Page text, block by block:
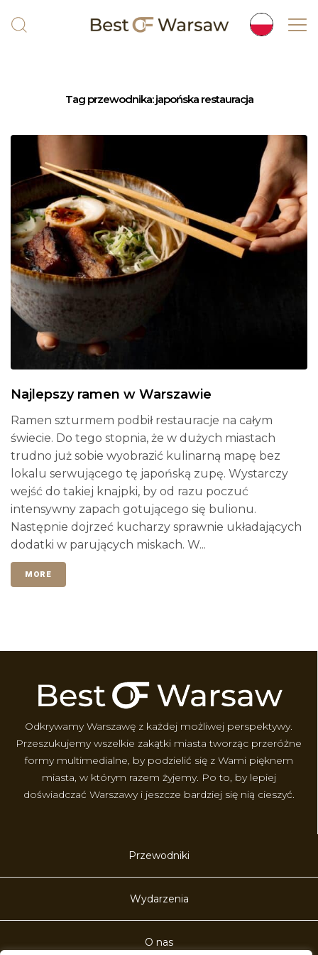
Tag przewodnika:japońska restauracja
Najlepszy ramen w Warszawie
Ramen szturmem podbił restauracje na całym
świecie. Do tego stopnia, że w dużych miastach
trudno już sobie wyobrazić kulinarną mapę bez
lokalu serwującego tę japońską zupę. Wystarczy
wejść do takiej knajpki, by od razu poczuć
intensywny zapach gotującego się bulionu.
Następnie dojrzeć kucharzy sprawnie układających
dodatki w parujących miskach. W...
MORE
Odkrywamy Warszawę z każdej możliwej perspektywy.
Przeszukujemy wszelkie zakątki miasta tworząc przeróżne
formy multimedialne, by podzielić się z Wami pięknem
miasta, w którym razem żyjemy. Po to, by lepiej
doświadczać Warszawy i jeszcze bardziej się nią cieszyć.
Przewodniki
Wydarzenia
O nas